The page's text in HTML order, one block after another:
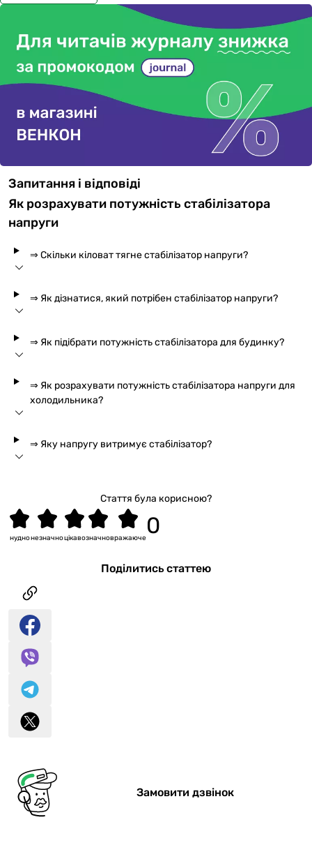
Запитання і відповіді
Як розрахувати потужність стабілізатора
напруги
⇒ Скільки кіловат тягне стабілізатор напруги?
⇒ Як дізнатися, який потрібен стабілізатор напруги?
⇒ Як підібрати потужність стабілізатора для будинку?
⇒ Як розрахувати потужність стабілізатора напруги для
холодильника?
⇒ Яку напругу витримує стабілізатор?
Стаття була корисною?
вражаюче
значно
цікаво
незначно
нудно
Поділитись статтею
Замовити дзвінок